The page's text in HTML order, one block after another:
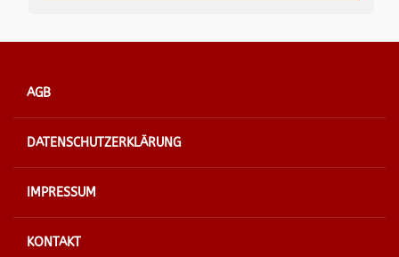
AGB
DATENSCHUTZERKLÄRUNG
IMPRESSUM
KONTAKT